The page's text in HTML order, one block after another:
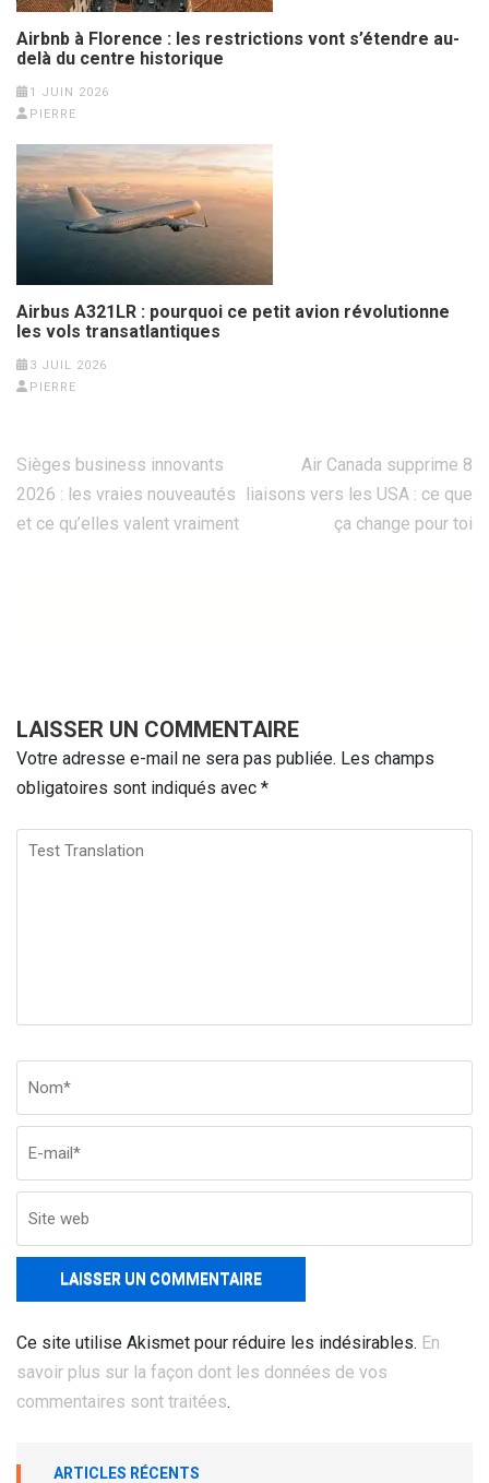
Airbnb à Florence : les restrictions vont s’étendre au-
delà du centre historique
1 JUIN 2026
PIERRE
Airbus A321LR : pourquoi ce petit avion révolutionne
les vols transatlantiques
3 JUIL 2026
PIERRE
Navigation
de
Sièges business innovants
2026 : les vraies nouveautés
et ce qu’elles valent vraiment
Air Canada supprime 8
liaisons vers les USA : ce que
ça change pour toi
LAISSER UN COMMENTAIRE
Votre adresse e-mail ne sera pas publiée. Les champs
obligatoires sont indiqués avec *
Test
Ce site utilise Akismet pour réduire les indésirables. En
savoir plus sur la façon dont les données de vos
commentaires sont traitées.
ARTICLES RÉCENTS